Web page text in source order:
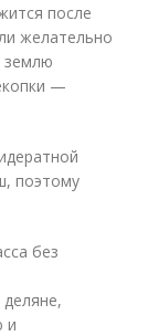
после
желательно
землю
—
поэтому
без
и